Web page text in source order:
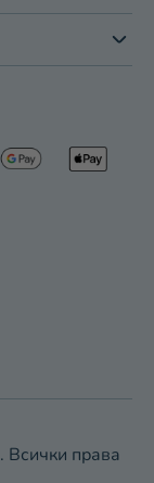
. Всички права